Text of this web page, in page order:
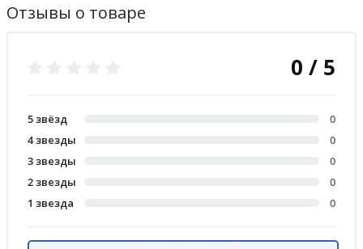
Отзывы о товаре
0 / 5
5 звёзд
0
4 звезды
0
3 звезды
0
2 звезды
0
1 звезда
0